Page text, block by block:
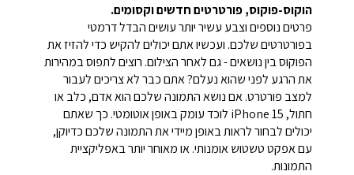
הוקוס-פוקוס, פורטרטים חדשים וקסומים.
פרטים נוספים וצבע עשיר יותר עושים הבדל דרמטי
בפורטרטים שלכם. ועכשיו אתם יכולים להקיש כדי להזיז את
הפוקוס בין נושאים - גם לאחר הצילום. רוצים לתפוס במהירות
את הרגע לפני שהוא נעלם? אתם כבר לא צריכים לעבור
למצב פורטרט. אם נושא התמונה שלכם הוא אדם, כלב או
חתול, iPhone 15 לוכד עומק באופן אוטומטי. כך שאתם
יכולים לבחור לראות באופן מיידי את התמונה שלכם כדיוקן,
עם אפקט טשטוש אומנותי. או מאוחר יותר באפליקציית
התמונות.